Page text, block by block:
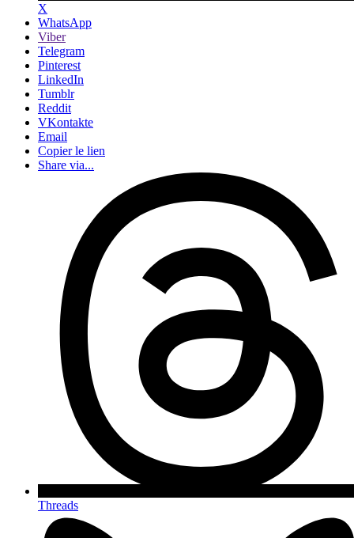
X
WhatsApp
Viber
Telegram
Pinterest
LinkedIn
Tumblr
Reddit
VKontakte
Email
Copier le lien
Share via...
Threads